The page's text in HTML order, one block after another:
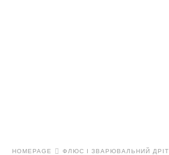
HOMEPAGE ФЛЮС І ЗВАРЮВАЛЬНИЙ ДРІТ